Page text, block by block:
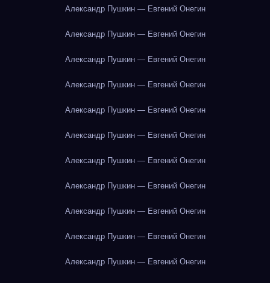
Александр Пушкин — Евгений Онегин
Александр Пушкин — Евгений Онегин
Александр Пушкин — Евгений Онегин
Александр Пушкин — Евгений Онегин
Александр Пушкин — Евгений Онегин
Александр Пушкин — Евгений Онегин
Александр Пушкин — Евгений Онегин
Александр Пушкин — Евгений Онегин
Александр Пушкин — Евгений Онегин
Александр Пушкин — Евгений Онегин
Александр Пушкин — Евгений Онегин